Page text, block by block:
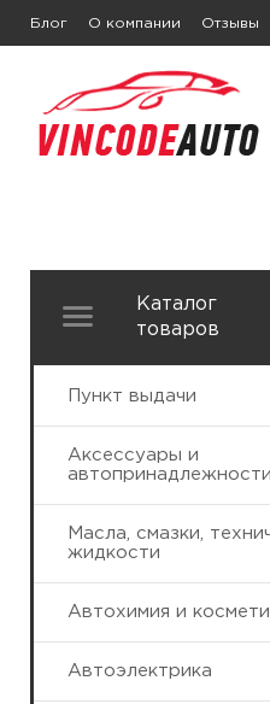
Блог О компании Отзывы
Каталог
товаров
Пункт выдачи
Аксессуары и
автопринадлежности
Масла, смазки,
жидкости
Автохимия и
Автоэлектрика